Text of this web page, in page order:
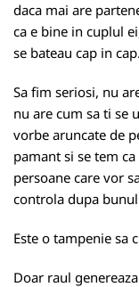
daca mai are
ca e bine in cuplul
se bateau cap in cap.
Sa fim seriosi, nu
nu are cum sa ti se
vorbe aruncate de
pamant si se tem
persoane care vor
controla dupa
Este o tampenie sa
Doar raul